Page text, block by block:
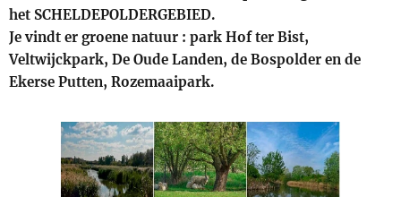
het SCHELDEPOLDERGEBIED.
Je vindt er groene natuur : park Hof ter Bist,
Veltwijckpark, De Oude Landen, de Bospolder en de
Ekerse Putten, Rozemaaipark.